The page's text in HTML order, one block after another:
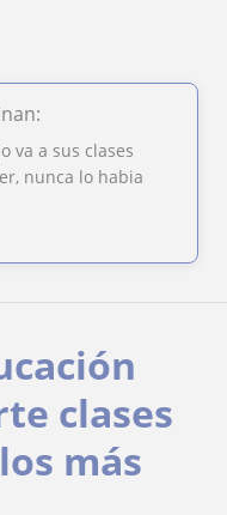
va a sus clases
nunca lo habia
clases
más